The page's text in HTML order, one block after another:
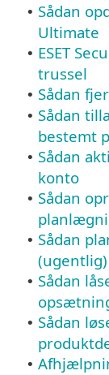
• Sådan
Ultimate
• ESET
trussel
• Sådan
• Sådan
bestemt
• Sådan
konto
• Sådan
• Sådan
(ugentlig)
• Sådan
• Sådan
•